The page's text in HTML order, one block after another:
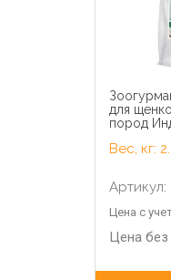
для
пород
Вес, кг:
Артикул:
Цена с
Цена без